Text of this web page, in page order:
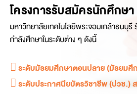
โครงการรับสมัครนักศึกษ
มหาวิทยาลัยเทคโนโลยีพระจอมเกล้าธนบุ
กำลังศึกษาในระดับต่าง ๆ ดังนี้
 ระดับมัธยมศึกษาตอนปลาย (มัธยมศึ
 ระดับประกาศนียบัตรวิชาชีพ (ปวช.) ส